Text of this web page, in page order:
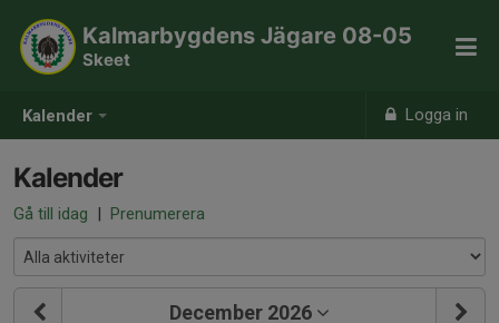
Kalender Logga in
Kalmarbygdens Jägare 08-05
Skeet
Kalender
Gå till idag | Prenumerera
December 2026